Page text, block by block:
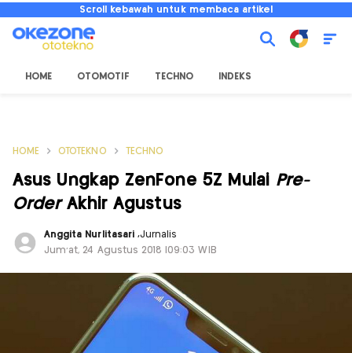
Scroll kebawah untuk membaca artikel
HOME OTOMOTIF TECHNO INDEKS
HOME OTOTEKNO TECHNO
Asus Ungkap ZenFone 5Z Mulai Pre-
OrderAkhir Agustus
Anggita Nurlitasari ,Jurnalis
Jum'at, 24 Agustus 2018 |09:03 WIB